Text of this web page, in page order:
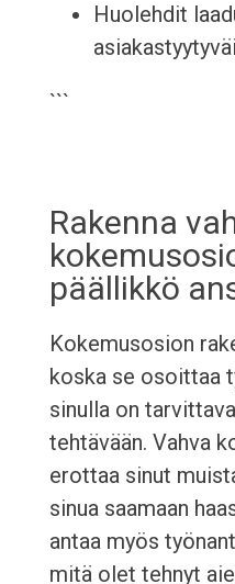
Huolehdit
```
Rakenna
päällikkö
Kokemusosion
koska se osoittaa
sinulla on
tehtävään. Vahva
erottaa sinut
sinua saamaan
antaa myös
mitä olet tehnyt